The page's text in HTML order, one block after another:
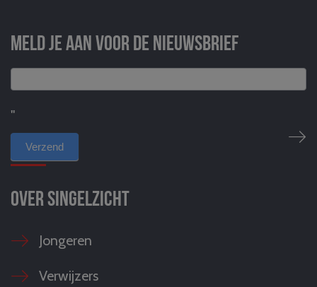
Meld je aan voor de nieuwsbrief
"
Over Singelzicht
Jongeren
Verwijzers